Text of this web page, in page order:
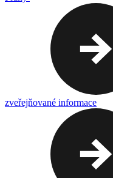
zveřejňované informace